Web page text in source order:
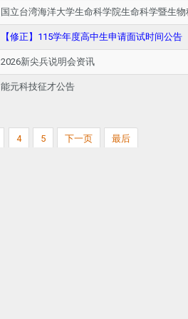
国立台湾海洋大学生命科学院生命科学暨生
【修正】115学年度高中生申请面试时间公告
2026新尖兵说明会资讯
能元科技征才公告
4 5 下一页 最后